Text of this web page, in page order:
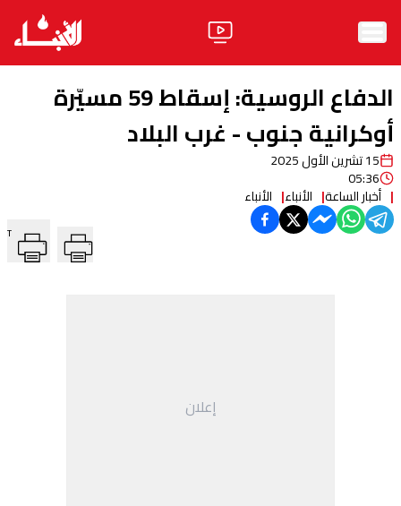
الأخبار
آراء
فيديو
مواقف
الدفاع الروسية: إسقاط 59 مسيّرة
أوكرانية جنوب - غرب البلاد
15 تشرين الأول 2025
05:36
أخبار الساعة الأنباء الأنباء
T
إعلان